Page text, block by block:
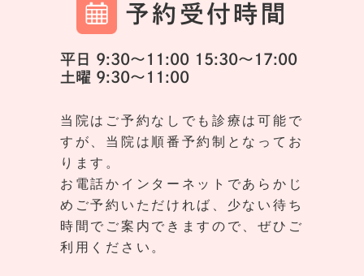
予約受付時間
平日 9:30～11:00 15:30～17:00
土曜 9:30～11:00
当院はご予約なしでも診療は可能で
すが、当院は順番予約制となってお
ります。
お電話かインターネットであらかじ
めご予約いただければ、少ない待ち
時間でご案内できますので、ぜひご
利用ください。